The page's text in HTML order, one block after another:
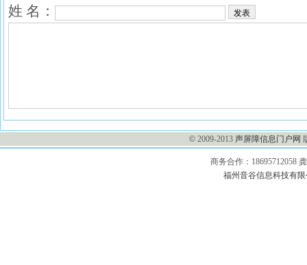
姓 名： 发表
© 2009-2013 声屏障信息门户网
商务合作：18695712058
福州音谷信息科技有